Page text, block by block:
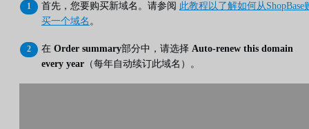
首先，您要购买新域名。请参阅 此教程以了解如何从ShopBase
买一个域名 。
在 Order summary部分中，请选择 Auto-renew this domain
every year （每年自动续订此域名）。